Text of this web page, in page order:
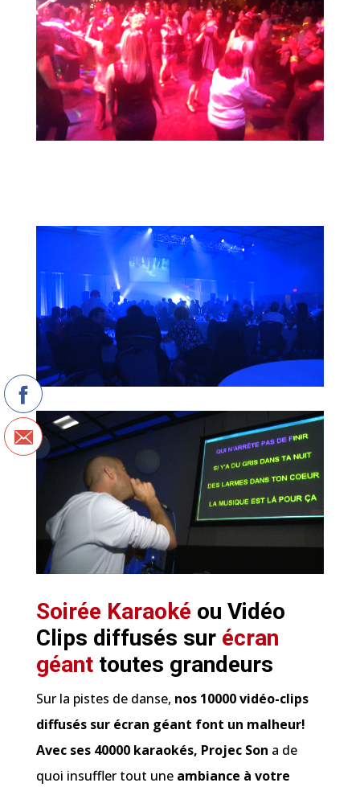
Soirée Karaoké ou Vidéo
Clips diffusés sur écran
géanttoutes grandeurs
Sur la pistes de danse, nos 10000 vidéo-clips
diffusés sur écran géant font un malheur!
Avec ses 40000 karaokés, Projec Son a de
quoi insuffler tout une ambiance à votre